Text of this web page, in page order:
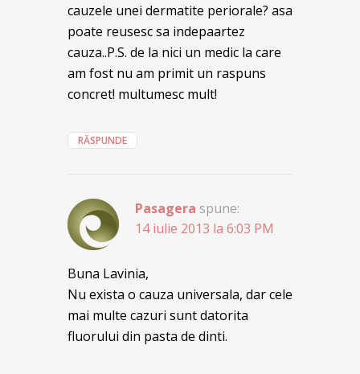
cauzele unei dermatite periorale? asa
poate reusesc sa indepaartez
cauza..P.S. de la nici un medic la care
am fost nu am primit un raspuns
concret! multumesc mult!
RĂSPUNDE
Pasagera spune:
14 iulie 2013 la 6:03 PM
Buna Lavinia,
Nu exista o cauza universala, dar cele
mai multe cazuri sunt datorita
fluorului din pasta de dinti.